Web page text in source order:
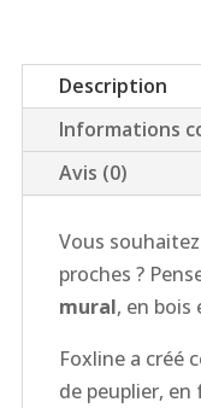
Description
Informations
Avis (0)
Vous
proches ?
mural, en bois
Foxline a créé
de peuplier, en